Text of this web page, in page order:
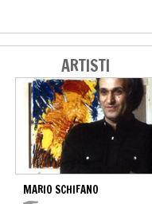
ARTISTI
MARIO SCHIFANO